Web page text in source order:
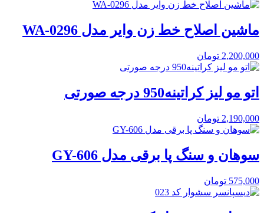
ماشین اصلاح خط زن وایر مدل WA-0296
2,200,000 تومان
اتو مو لیز کراتینه950 درجه صورتی
2,190,000 تومان
سوهان و سنگ پا برقی مدل GY-606
575,000 تومان